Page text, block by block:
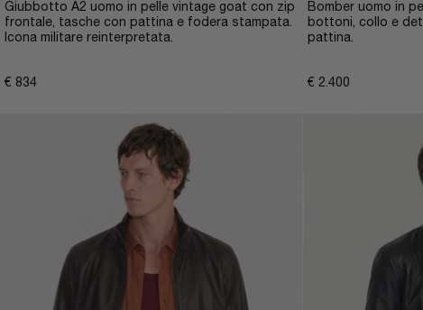
Giubbotto A2 uomo in pelle vintage goat con zip
frontale, tasche con pattina e fodera stampata.
Icona militare reinterpretata.
€ 834
Bomber uomo in
bottoni, collo e
pattina.
€ 2.400